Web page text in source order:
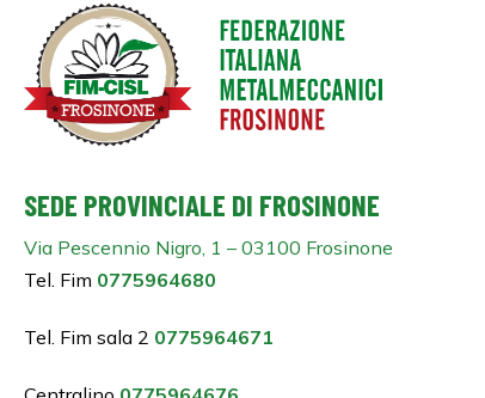
SEDE PROVINCIALE DI FROSINONE
Via Pescennio Nigro, 1 – 03100 Frosinone
Tel. Fim 0775964680
Tel. Fim sala 2 0775964671